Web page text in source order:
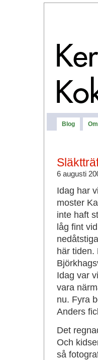
Blog
6 augusti
Idag har
moster
inte haft
låg fint
här tiden.
Idag var
vara
nu. Fyra
Anders
Det
Och
så